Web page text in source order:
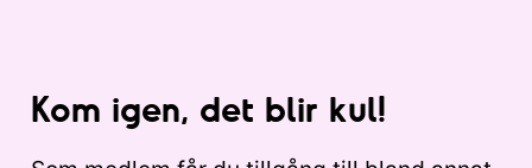
Kom igen, det blir kul!